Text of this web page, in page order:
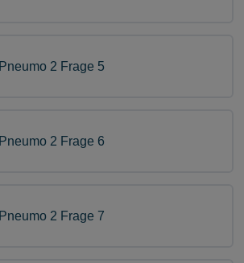
2 Frage 5
2 Frage 6
2 Frage 7